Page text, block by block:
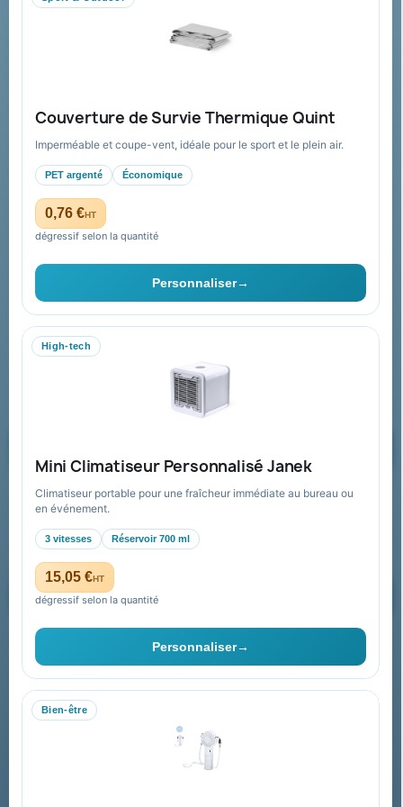
Couverture de Survie Thermique Quint
Imperméable et coupe-vent, idéale pour le sport et le plein air.
PET argenté Économique
0,76 €HT
dégressif selon la quantité
Personnaliser→
High-tech
Mini Climatiseur Personnalisé Janek
Climatiseur portable pour une fraîcheur immédiate au bureau ou
en événement.
3 vitesses Réservoir 700 ml
15,05 €HT
dégressif selon la quantité
Personnaliser→
Bien-être
FAQ sur Promenoch Goodies Pub France
Conditions de retour
Paiement sécurisé
Plan du site
Contact & devis
06 09 53 17 41
WhatsApp
equipe@promenoch-goodies.com
Recevez nos offres spéciales
Vous pouvez vous désinscrire à tout moment. Vous trouverez pour
cela nos informations de contact dans les conditions d'utilisation du
site.
Collectivités & administrations
Devis, mandat administratif et facturation Chorus Pro